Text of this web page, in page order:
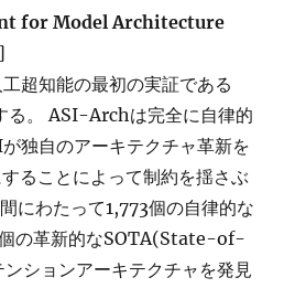
for Model Architecture
超知能の最初の実証である
。 ASI-Archは完全に自律的
独自のアーキテクチャ革新を
ることによって制約を揺さぶ
にわたって1,773個の自律的な
の革新的なSOTA(State-of-
ションアーキテクチャを発見